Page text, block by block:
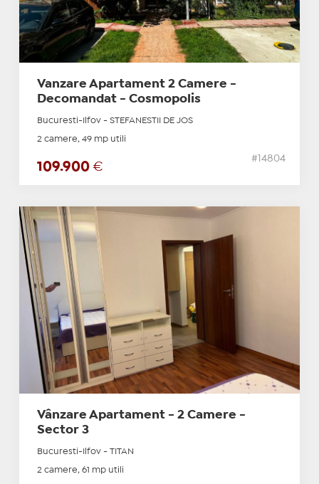
Vanzare Apartament 2 Camere -
Decomandat - Cosmopolis
Bucuresti-Ilfov - STEFANESTII DE JOS
2 camere, 49 mp utili
109.900 €
#14804
Vânzare Apartament - 2 Camere -
Sector 3
Bucuresti-Ilfov - TITAN
2 camere, 61 mp utili